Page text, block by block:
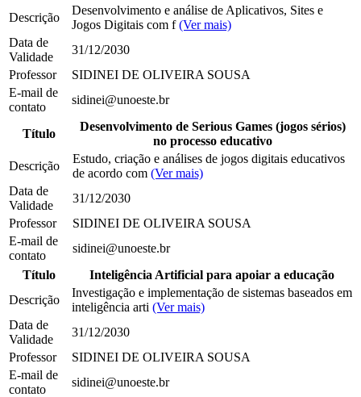
Descrição
Desenvolvimento e análise de Aplicativos, Sites e
Jogos Digitais com f (Ver mais)
Data de
Validade
31/12/2030
Professor
SIDINEI DE OLIVEIRA SOUSA
E-mail de
contato
sidinei@unoeste.br
Título
Desenvolvimento de Serious Games (jogos sérios)
no processo educativo
Descrição
Estudo, criação e análises de jogos digitais educativos
de acordo com (Ver mais)
Data de
Validade
31/12/2030
Professor
SIDINEI DE OLIVEIRA SOUSA
E-mail de
contato
sidinei@unoeste.br
Título
Inteligência Artificial para apoiar a educação
Descrição
Investigação e implementação de sistemas baseados em
inteligência arti (Ver mais)
Data de
Validade
31/12/2030
Professor
SIDINEI DE OLIVEIRA SOUSA
E-mail de
contato
sidinei@unoeste.br